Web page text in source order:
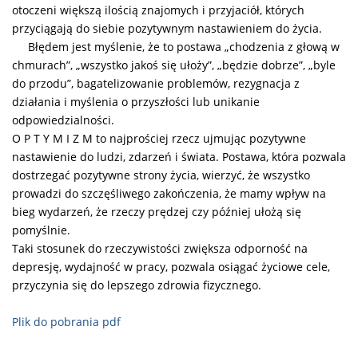
otoczeni większą ilością znajomych i przyjaciół, których
przyciągają do siebie pozytywnym nastawieniem do życia.
Błędem jest myślenie, że to postawa „chodzenia z głową w
chmurach”, „wszystko jakoś się ułoży”, „będzie dobrze”, „byle
do przodu”, bagatelizowanie problemów, rezygnacja z
działania i myślenia o przyszłości lub unikanie
odpowiedzialności.
O P T Y M I Z M to najprościej rzecz ujmując pozytywne
nastawienie do ludzi, zdarzeń i świata. Postawa, która pozwala
dostrzegać pozytywne strony życia, wierzyć, że wszystko
prowadzi do szczęśliwego zakończenia, że mamy wpływ na
bieg wydarzeń, że rzeczy prędzej czy później ułożą się
pomyślnie.
Taki stosunek do rzeczywistości zwiększa odporność na
depresję, wydajność w pracy, pozwala osiągać życiowe cele,
przyczynia się do lepszego zdrowia fizycznego.
Plik do pobrania pdf